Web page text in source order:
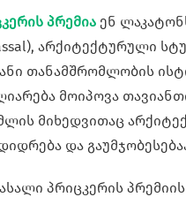
პრემია ენ
არქიტექტურული
თანამშრომლობის
მოიპოვა
მიხედვითაც
და
პრიცკერის